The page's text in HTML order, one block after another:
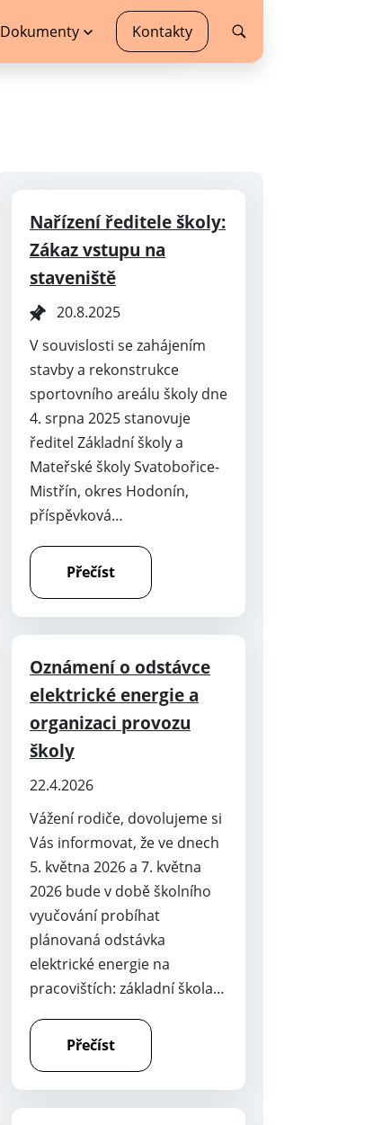
Dokumenty Kontakty
Nařízení ředitele školy:
Zákaz vstupu na
staveniště
20.8.2025
V souvislosti se zahájením
stavby a rekonstrukce
sportovního areálu školy dne
4. srpna 2025 stanovuje
ředitel Základní školy a
Mateřské školy Svatobořice-
Mistřín, okres Hodonín,
příspěvková…
Přečíst
Oznámení o odstávce
elektrické energie a
organizaci provozu
školy
22.4.2026
Vážení rodiče, dovolujeme si
Vás informovat, že ve dnech
5. května 2026 a 7. května
2026 bude v době školního
vyučování probíhat
plánovaná odstávka
elektrické energie na
pracovištích: základní škola…
Přečíst